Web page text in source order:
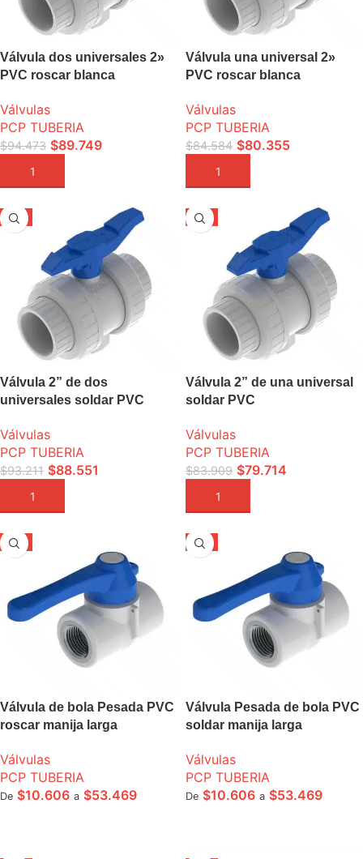
Válvula dos universales 2»
PVC roscar blanca
Válvulas
PCP TUBERIA
$94.473 $89.749
AÑADIR A LA CESTA
Válvula una universal 2»
PVC roscar blanca
Válvulas
PCP TUBERIA
$84.584 $80.355
AÑADIR A LA CESTA
-5%
Válvula 2” de dos
universales soldar PVC
Válvulas
PCP TUBERIA
$93.211 $88.551
AÑADIR A LA CESTA
-5%
Válvula 2” de una universal
soldar PVC
Válvulas
PCP TUBERIA
$83.909 $79.714
AÑADIR A LA CESTA
-5%
Válvula de bola Pesada PVC
roscar manija larga
Válvulas
PCP TUBERIA
De $10.606 a $53.469
-5%
Válvula Pesada de bola PVC
soldar manija larga
Válvulas
PCP TUBERIA
De $10.606 a $53.469